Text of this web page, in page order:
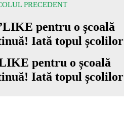
PRECEDENT
pentru o școală
Iată topul școlilor